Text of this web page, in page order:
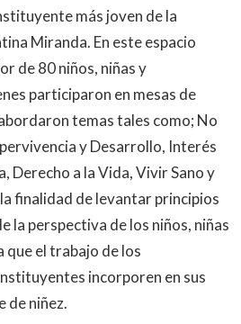
más joven de la
Miranda. En este espacio
de 80 niños, niñas y
participaron en mesas de
temas tales como; No
y Desarrollo, Interés
Derecho a la Vida, Vivir Sano y
finalidad de levantar principios
la perspectiva de los niños, niñas
que el trabajo de los
incorporen en sus
de niñez.